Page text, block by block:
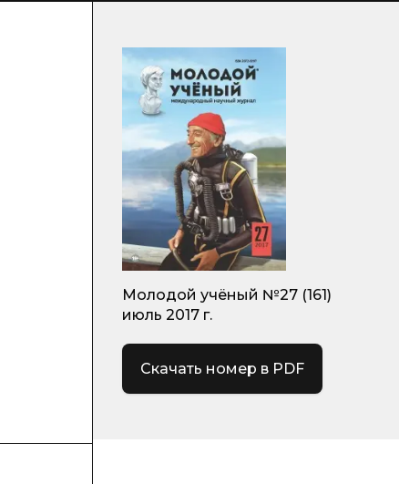
Молодой учёный №27 (161)
июль 2017 г.
Скачать номер в PDF